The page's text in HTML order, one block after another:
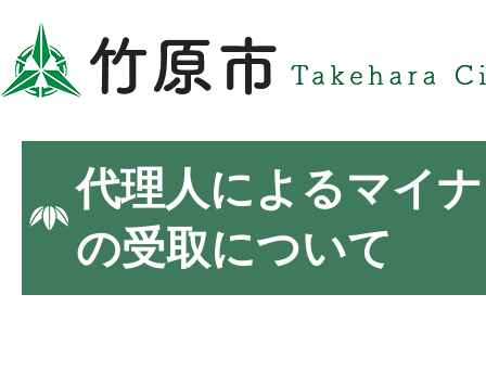
代理人によるマイ
の受取について